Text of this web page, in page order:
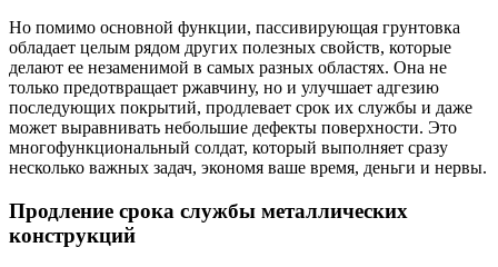
Но помимо основной функции, пассивирующая грунтовка
обладает целым рядом других полезных свойств, которые
делают ее незаменимой в самых разных областях. Она не
только предотвращает ржавчину, но и улучшает адгезию
последующих покрытий, продлевает срок их службы и даже
может выравнивать небольшие дефекты поверхности. Это
многофункциональный солдат, который выполняет сразу
несколько важных задач, экономя ваше время, деньги и нервы.
Продление срока службы металлических
конструкций